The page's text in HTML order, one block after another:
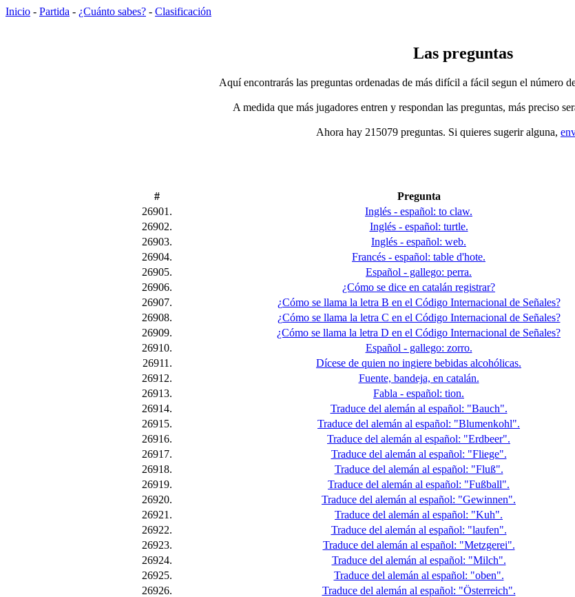
Inicio - Partida - ¿Cuánto sabes? - Clasificación
Las preguntas
Aquí encontrarás las preguntas ordenadas de más difícil a fácil segun el número
A medida que más jugadores entren y respondan las preguntas, más preciso
Ahora hay 215079 preguntas. Si quieres sugerir alguna,
# Pregunta
26901.
Inglés - español: to claw.
26902.
Inglés - español: turtle.
26903.
Inglés - español: web.
26904.
Francés - español: table d'hote.
26905.
Español - gallego: perra.
26906.
¿Cómo se dice en catalán registrar?
26907.
¿Cómo se llama la letra B en el Código Internacional de Señales?
26908.
¿Cómo se llama la letra C en el Código Internacional de Señales?
26909.
¿Cómo se llama la letra D en el Código Internacional de Señales?
26910.
Español - gallego: zorro.
26911.
Dícese de quien no ingiere bebidas alcohólicas.
26912.
Fuente, bandeja, en catalán.
26913.
Fabla - español: tion.
26914.
Traduce del alemán al español: "Bauch".
26915.
Traduce del alemán al español: "Blumenkohl".
26916.
Traduce del alemán al español: "Erdbeer".
26917.
Traduce del alemán al español: "Fliege".
26918.
Traduce del alemán al español: "Fluß".
26919.
Traduce del alemán al español: "Fußball".
26920.
Traduce del alemán al español: "Gewinnen".
26921.
Traduce del alemán al español: "Kuh".
26922.
Traduce del alemán al español: "laufen".
26923.
Traduce del alemán al español: "Metzgerei".
26924.
Traduce del alemán al español: "Milch".
26925.
Traduce del alemán al español: "oben".
26926.
Traduce del alemán al español: "Österreich".